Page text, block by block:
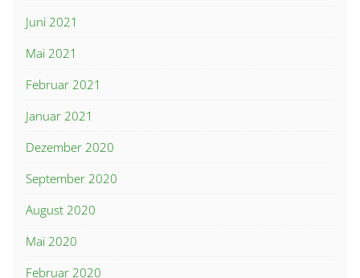
Juni 2021
Mai 2021
Februar 2021
Januar 2021
Dezember 2020
September 2020
August 2020
Mai 2020
Februar 2020